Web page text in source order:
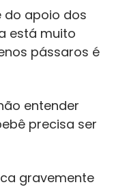
do apoio dos
está muito
pássaros é
entender
precisa ser
gravemente